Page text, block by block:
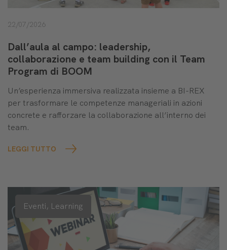
22/07/2026
Dall’aula al campo: leadership,
collaborazione e team building con il Team
Program di BOOM
Un’esperienza immersiva realizzata insieme a BI-REX
per trasformare le competenze manageriali in azioni
concrete e rafforzare la collaborazione all’interno dei
team.
LEGGI TUTTO
Eventi, Learning